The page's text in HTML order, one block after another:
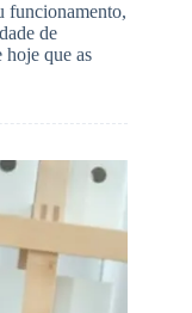
funcionamento,
de
que as